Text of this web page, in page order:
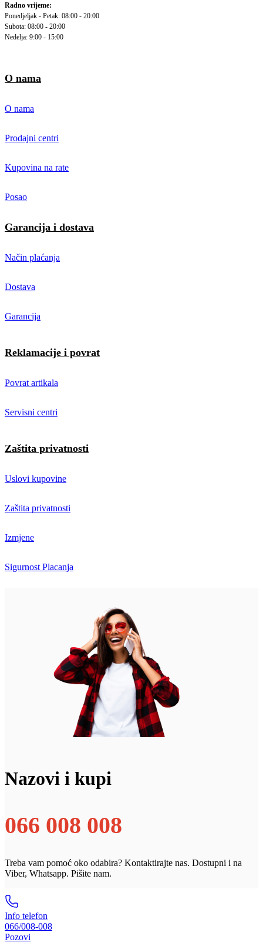
Radno vrijeme:
Ponedjeljak - Petak: 08:00 - 20:00
Subota: 08:00 - 20:00
Nedelja: 9:00 - 15:00
O nama
O nama
Prodajni centri
Kupovina na rate
Posao
Garancija i dostava
Način plaćanja
Dostava
Garancija
Reklamacije i povrat
Povrat artikala
Servisni centri
Zaštita privatnosti
Uslovi kupovine
Zaštita privatnosti
Izmjene
Sigurnost Placanja
Nazovi i kupi
066 008 008
Treba vam pomoć oko odabira? Kontaktirajte nas. Dostupni i na
Viber, Whatsapp. Pišite nam.
Info telefon
066/008-008
Pozovi